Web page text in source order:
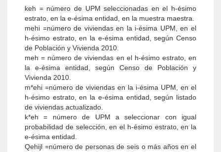
keh = número de UPM seleccionadas en el h-ésimo
estrato, en la e-ésima entidad, en la muestra maestra.
mehi =número de viviendas en la i-ésima UPM, en el
h-ésimo estrato, en la e-ésima entidad, según Censo
de Población y Vivienda 2010.
meh = número de viviendas en el h-ésimo estrato, en
la e-ésima entidad, según Censo de Población y
Vivienda 2010.
m*ehi =número de viviendas en la i-ésima UPM, en el
h-ésimo estrato, en la e-ésima entidad, según listado
de viviendas actualizado.
k*eh = número de UPM a seleccionar con igual
probabilidad de selección, en el h-ésimo estrato, en la
e-ésima entidad.
Qehijl =número de personas de seis o más años en el